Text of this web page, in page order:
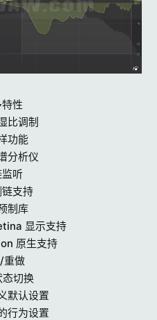
性
比调制
功能
分析仪
听
支持
制库
显示支持
原生支持
重做
切换
默认设置
行为设置